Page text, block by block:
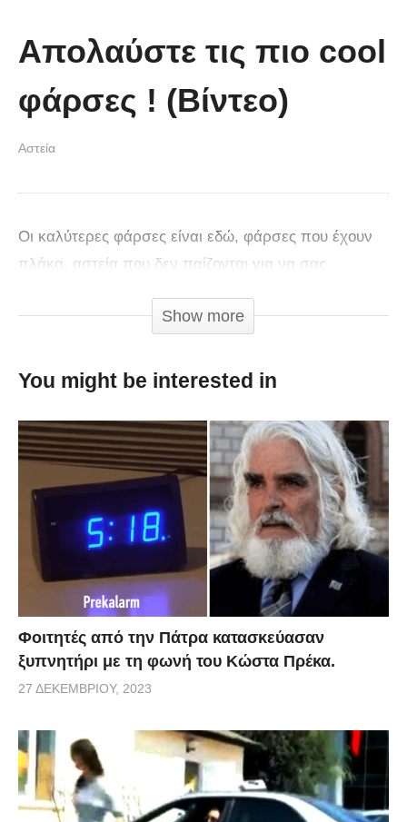
Απολαυστικοί Μέριλ Στριπ και Τομ
Απολαύστε τις πιο cool
φάρσες ! (Βίντεο)
Αστεία
Οι καλύτερες φάρσες είναι εδώ, φάρσες που έχουν
πλάκα, αστεία που δεν παίζονται για να σας
Show more
You might be interested in
Φοιτητές από την Πάτρα κατασκεύασαν
ξυπνητήρι με τη φωνή του Κώστα Πρέκα.
27 ΔΕΚΕΜΒΡΊΟΥ, 2023